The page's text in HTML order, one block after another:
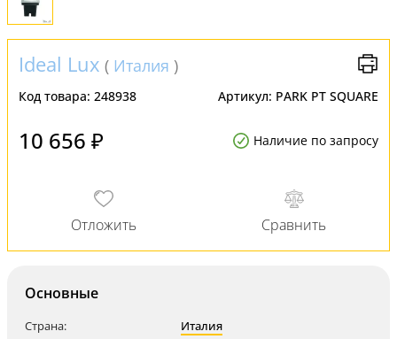
Ideal Lux ( Италия )
Код товара: 248938 Артикул: PARK PT SQUARE
10 656 ₽ Наличие по запросу
Основные
Страна:
Италия